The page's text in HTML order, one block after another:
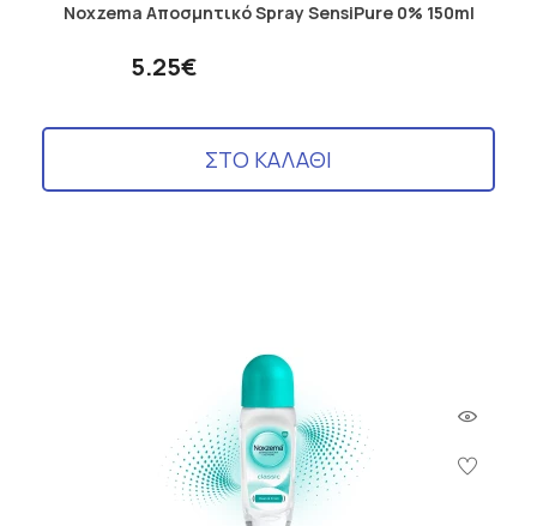
Noxzema Αποσμητικό Spray SensiPure 0% 150ml
5.25€
ΣΤΟ ΚΑΛΑΘΙ